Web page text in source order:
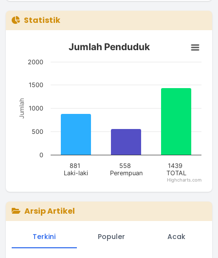
Statistik
Jumlah Penduduk
Bar chart with 3 bars.
The chart has 1 X axis displaying categories.
Jumlah
Jumlah Penduduk
881
Laki-laki
558
Perempuan
1439
TOTAL
0
500
1000
1500
2000
Highcharts.com
Arsip Artikel
Terkini Populer Acak